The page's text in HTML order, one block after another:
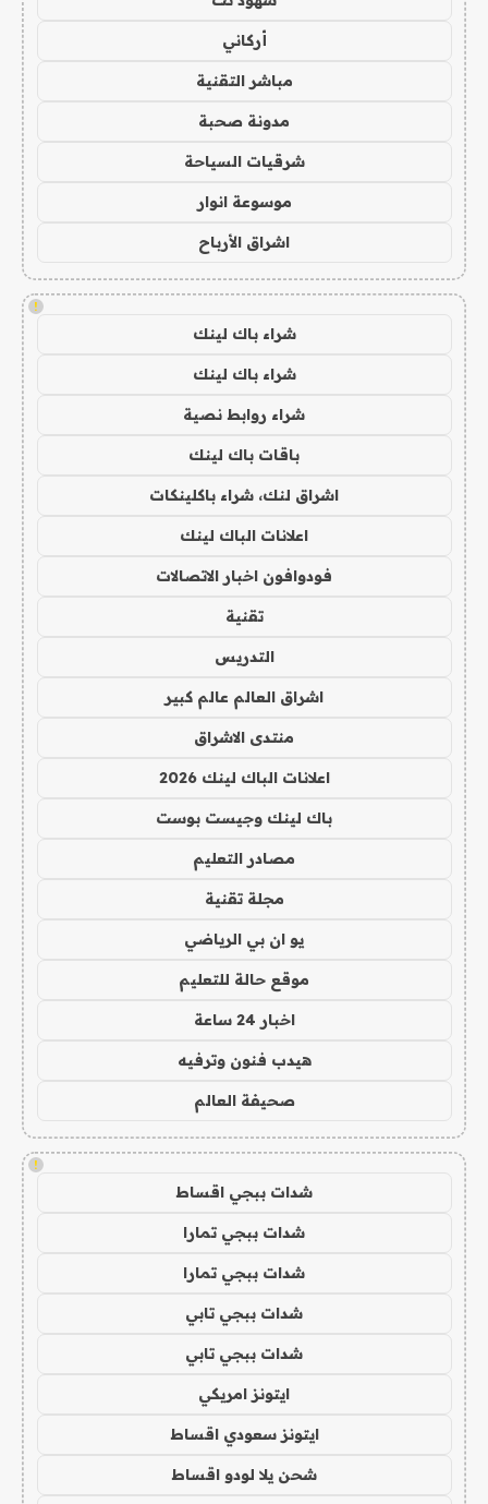
أركاني
مباشر التقنية
مدونة صحبة
شرقيات السياحة
موسوعة انوار
اشراق الأرباح
!
شراء باك لينك
شراء باك لينك
شراء روابط نصية
باقات باك لينك
اشراق لنك، شراء باكلينكات
اعلانات الباك لينك
فودوافون اخبار الاتصالات
تقنية
التدريس
اشراق العالم عالم كبير
منتدى الاشراق
اعلانات الباك لينك 2026
باك لينك وجيست بوست
مصادر التعليم
مجلة تقنية
يو ان بي الرياضي
موقع حالة للتعليم
اخبار 24 ساعة
هيدب فنون وترفيه
صحيفة العالم
!
شدات ببجي اقساط
شدات ببجي تمارا
شدات ببجي تمارا
شدات ببجي تابي
شدات ببجي تابي
ايتونز امريكي
ايتونز سعودي اقساط
شحن يلا لودو اقساط